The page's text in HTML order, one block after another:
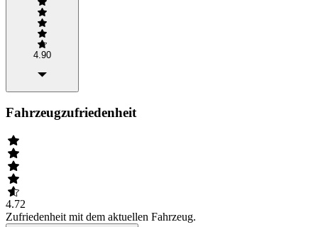
4.90
Fahrzeugzufriedenheit
4.72
Zufriedenheit mit dem aktuellen Fahrzeug.